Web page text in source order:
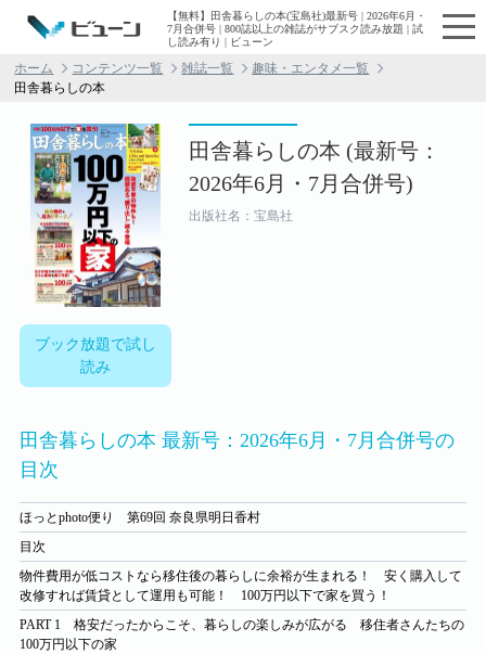
【無料】田舎暮らしの本(宝島社)最新号 | 2026年6月・
7月合併号 | 800誌以上の雑誌がサブスク読み放題 | 試
し読み有り | ビューン
ホーム コンテンツ一覧 雑誌一覧
趣味・エンタメ一覧
田舎暮らしの本
ブック放題で試し
読み
田舎暮らしの本 (最新号：
2026年6月・7月合併号)
出版社名：宝島社
田舎暮らしの本 最新号：2026年6月・7月合併号の
目次
ほっとphoto便り 第69回 奈良県明日香村
目次
物件費用が低コストなら移住後の暮らしに余裕が生まれる！ 安く購入して
改修すれば賃貸として運用も可能！ 100万円以下で家を買う！
PART 1 格安だったからこそ、暮らしの楽しみが広がる 移住者さんたちの
100万円以下の家